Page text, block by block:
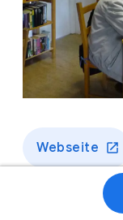
Webseite